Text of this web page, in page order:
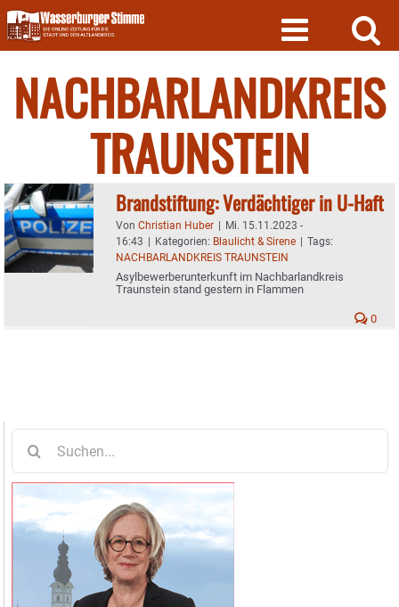
Skip
to
content
NACHBARLANDKREIS
TRAUNSTEIN
Brandstiftung: Verdächtiger in U-Haft
Von Christian Huber | Mi. 15.11.2023 -
16:43 | Kategorien: Blaulicht & Sirene | Tags:
NACHBARLANDKREIS TRAUNSTEIN
Asylbewerberunterkunft im Nachbarlandkreis
Traunstein stand gestern in Flammen
0
nach: